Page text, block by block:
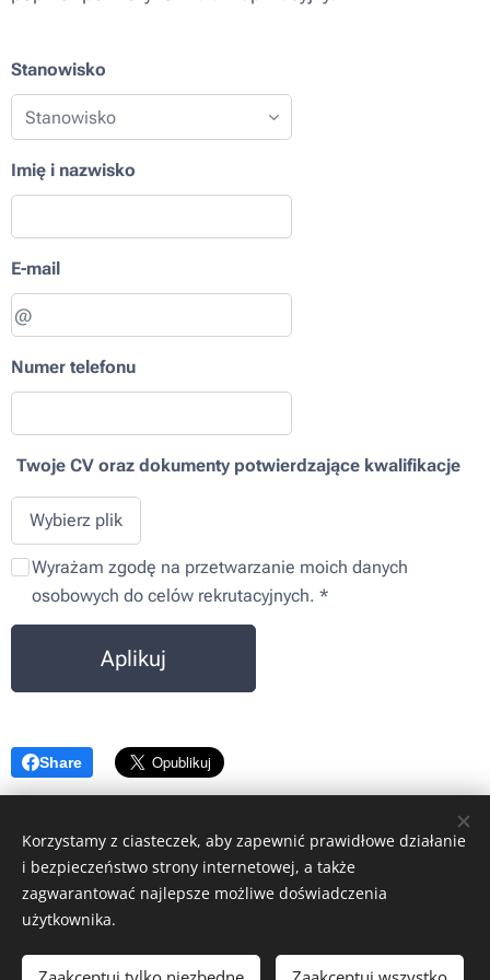
Stanowisko
Imię i nazwisko
E-mail
Numer telefonu
Twoje CV oraz dokumenty potwierdzające kwalifikacje
Wybierz plik
Wyrażam zgodę na przetwarzanie moich danych
osobowych do celów rekrutacyjnych.
Aplikuj
Share
WM SAFETY sp. z o. o.
NIP: 6472611346 • REGON: 540606150 • KRS: 0001148349
Korzystamy z ciasteczek, aby zapewnić prawidłowe działanie
i bezpieczeństwo strony internetowej, a także
zagwarantować najlepsze możliwe doświadczenia
użytkownika.